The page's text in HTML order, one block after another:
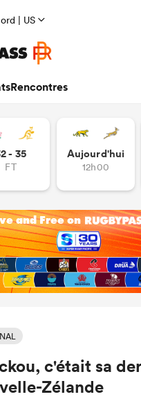
| US
Rencontres
- 35
FT
Aujourd'hui
12h00
c'était sa
Zélande